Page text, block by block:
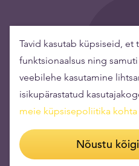
Hõbedasse
madalad ning see on üks
Tavid kasutab küpsiseid, et
funktsionaalsus ning
veebilehe kasutamine
isikupärastatud
meie küpsisepoliitika kohta
Nõustu